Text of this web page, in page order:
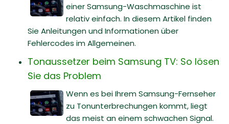
einer Samsung-Waschmaschine ist
relativ einfach. In diesem Artikel finden
Sie Anleitungen und Informationen über
Fehlercodes im Allgemeinen.
Tonaussetzer beim Samsung TV: So lösen
Sie das Problem
Wenn es bei Ihrem Samsung-Fernseher
zu Tonunterbrechungen kommt, liegt
das meist an einem schwachen Signal.